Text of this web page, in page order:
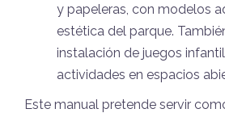
y papeleras, con modelos
estética del parque.
instalación de juegos
actividades en espacios
Este manual pretende servir